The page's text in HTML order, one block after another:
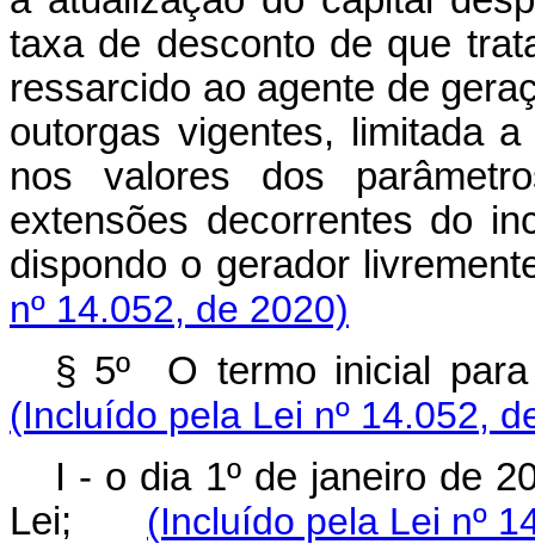
taxa de desconto de que
ressarcido ao agente de
outorgas vigentes, limitada
nos valores dos
extensões decorrentes do
dispondo o gerador
nº 14.052, de 2020)
§ 5º O termo inicial
(Incluído pela Lei nº 14.052,
I - o dia 1º de janeiro de
Lei; (Incluído pela Lei nº